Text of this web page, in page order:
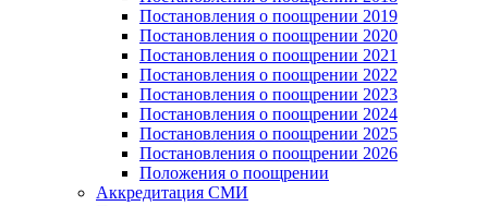
Постановления о поощрении 2019
Постановления о поощрении 2020
Постановления о поощрении 2021
Постановления о поощрении 2022
Постановления о поощрении 2023
Постановления о поощрении 2024
Постановления о поощрении 2025
Постановления о поощрении 2026
Положения о поощрении
Аккредитация СМИ